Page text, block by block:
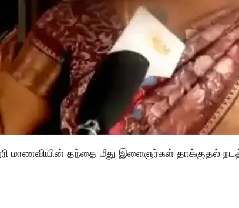
மாணவியின் தந்தை மீது இளைஞர்கள் தாக்குதல்